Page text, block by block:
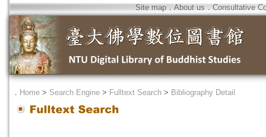
Site map．About us ． Consultative
． Home > Search Engine > Fulltext Search > Bibliography Detail